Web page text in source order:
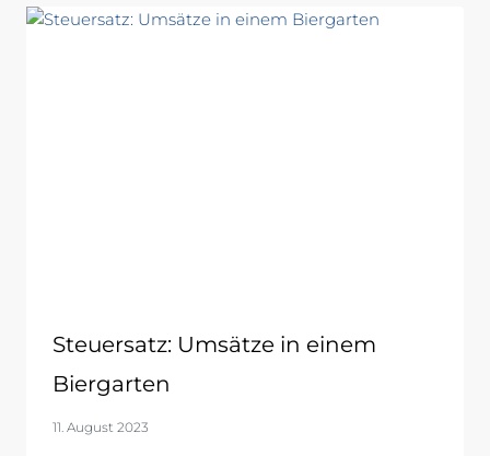
Steuersatz: Umsätze in einem
Biergarten
11. August 2023